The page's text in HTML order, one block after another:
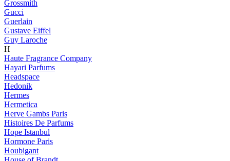
Grossmith
Gucci
Guerlain
Gustave Eiffel
Guy Laroche
H
Haute Fragrance Company
Hayari Parfums
Headspace
Hedonik
Hermes
Hermetica
Herve Gambs Paris
Histoires De Parfums
Hope Istanbul
Hormone Paris
Houbigant